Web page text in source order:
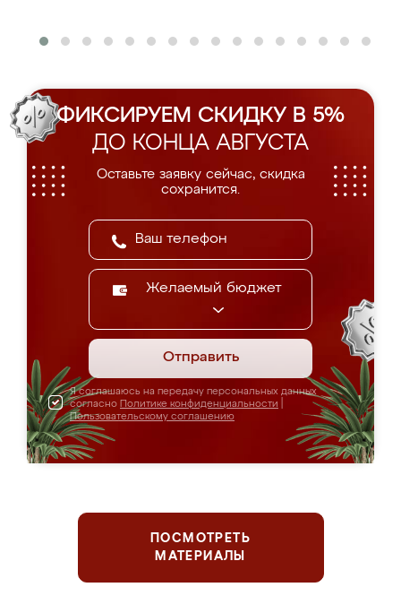
ФИКСИРУЕМ СКИДКУ В 5%
ДО КОНЦА АВГУСТА
Оставьте заявку сейчас, скидка
сохранится.
Желаемый бюджет
Отправить
Я соглашаюсь на передачу персональных данных
согласно Политике конфиденциальности
Пользовательскому соглашению
ПОСМОТРЕТЬ
МАТЕРИАЛЫ